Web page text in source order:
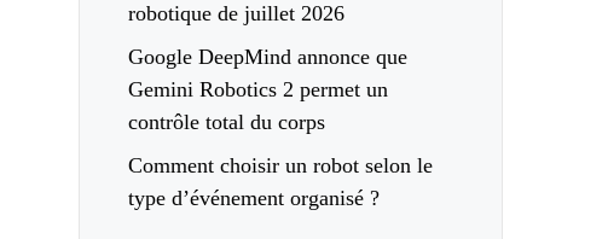
robotique de juillet 2026
Google DeepMind annonce que
Gemini Robotics 2 permet un
contrôle total du corps
Comment choisir un robot selon le
type d’événement organisé ?